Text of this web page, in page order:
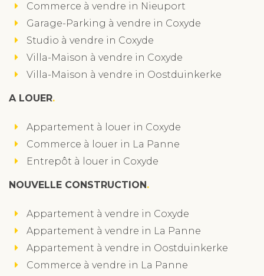
Commerce à vendre in Nieuport
Garage-Parking à vendre in Coxyde
Studio à vendre in Coxyde
Villa-Maison à vendre in Coxyde
Villa-Maison à vendre in Oostduinkerke
A LOUER
Appartement à louer in Coxyde
Commerce à louer in La Panne
Entrepôt à louer in Coxyde
NOUVELLE CONSTRUCTION
Appartement à vendre in Coxyde
Appartement à vendre in La Panne
Appartement à vendre in Oostduinkerke
Commerce à vendre in La Panne